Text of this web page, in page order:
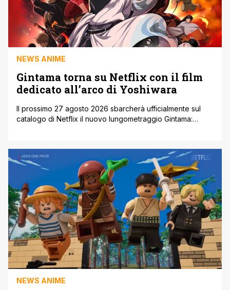
NEWS ANIME
Gintama torna su Netflix con il film
dedicato all’arco di Yoshiwara
Il prossimo 27 agosto 2026 sbarcherà ufficialmente sul
catalogo di Netflix il nuovo lungometraggio Gintama:
iconici e apprezzati dell'opera originale, proponendo una
veste grafica del tutto rinnovata per riadattare le
drammatiche vicende del quartiere a luci rosse di [']
NEWS ANIME